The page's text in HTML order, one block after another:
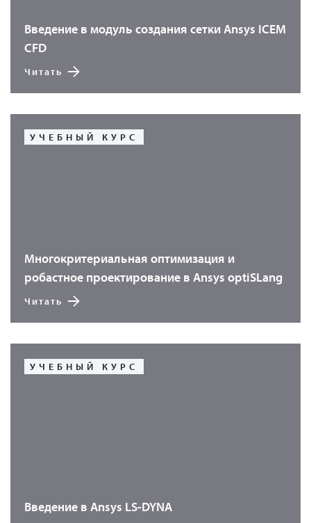
Введение в модуль создания сетки Ansys ICEM
CFD
Читать
УЧЕБНЫЙ КУРС
Многокритериальная оптимизация и
робастное проектирование в Ansys optiSLang
Читать
УЧЕБНЫЙ КУРС
Введение в Ansys LS-DYNA